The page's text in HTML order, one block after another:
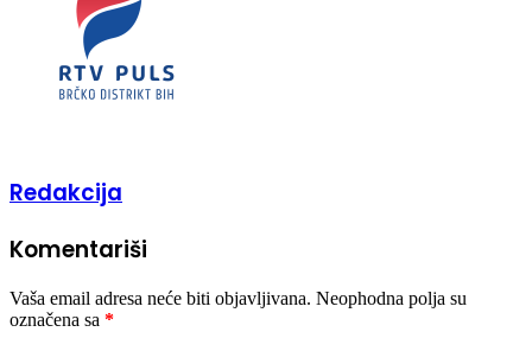
Redakcija
Komentariši
Vaša email adresa neće biti objavljivana. Neophodna polja su
označena sa *